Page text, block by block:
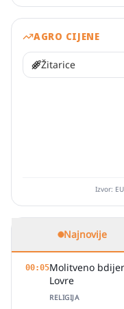
AGRO CIJENE
Žitarice
Izvor:
Najnovije
00:05Molitveno
Lovre
RELIGIJA